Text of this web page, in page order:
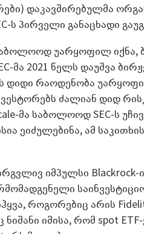
დაკავშირებულმა
ს პირველი განაცხადი
უარყოფილ იქნა,
მა 2021 წელს დაუშვა
დიდი რაოდენობა
ძალიან დიდ
მა საბოლოოდ SEC-ს
ეიძულებინა, ამ
იმპულსი Blackrock-
როგორებიც არის
იმისა, რომ spot ETF-